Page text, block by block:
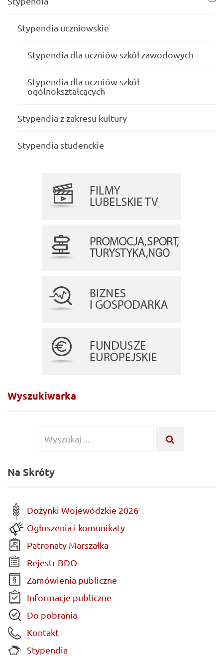
Stypendia uczniowskie
Stypendia dla uczniów szkół zawodowych
Stypendia dla uczniów szkół
ogólnokształcących
Stypendia z zakresu kultury
Stypendia studenckie
Wyszukiwarka
Wyszukiwanie
Na Skróty
Dożynki Wojewódzkie 2026
Ogłoszenia i komunikaty
Patronaty Marszałka
Rejestr BDO
Zamówienia publiczne
Informacje publiczne
Do pobrania
Kontakt
Stypendia